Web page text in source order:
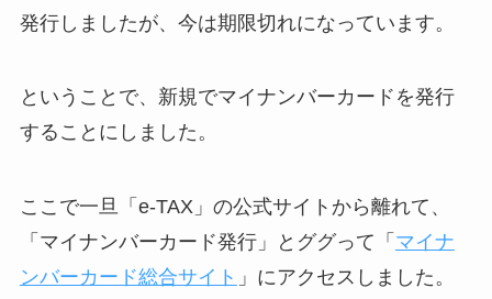
発行しましたが、今は期限切れになっています。
ということで、新規でマイナンバーカードを発行
することにしました。
ここで一旦「e-TAX」の公式サイトから離れて、
「マイナンバーカード発行」とググって「 マイナ
ンバーカード総合サイト 」にアクセスしました。